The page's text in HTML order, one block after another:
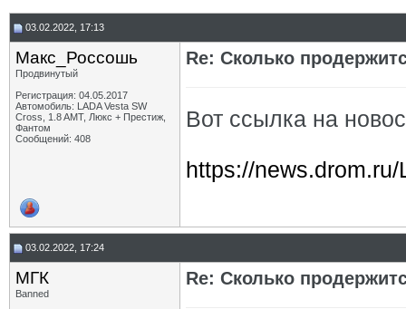
03.02.2022, 17:13
Макс_Россошь
Продвинутый
Регистрация: 04.05.2017
Автомобиль: LADA Vesta SW
Cross, 1.8 AMT, Люкс + Престиж,
Фантом
Сообщений: 408
Re: Сколько
Вот ссылка на
https://
03.02.2022, 17:24
МГК
Banned
Re: Сколько